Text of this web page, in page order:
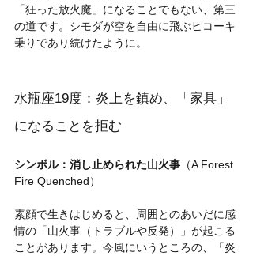
「狂った放火魔」になることでもない、第三
の道です。シモダが空を自由に飛ぶヒコーキ
乗りであり続けたように。
水瓶座19度：炎上を鎮め、「家具」
になることを拒む
シンボル：消し止められた山火事 （A Forest
Fire Quenched）
素顔で生きはじめると、周囲とのあいだに感
情の「山火事（トラブルや反発）」が起こる
ことがあります。今風にいうところの、「炎